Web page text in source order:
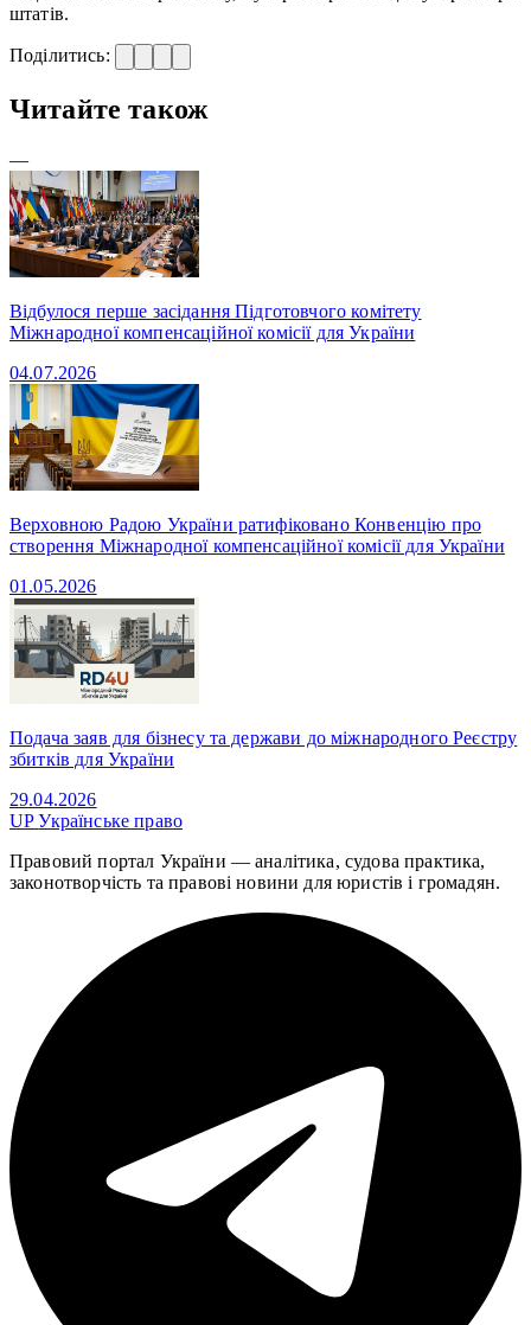
штатів.
Поділитись:
Читайте також
—
Відбулося перше засідання Підготовчого комітету
Міжнародної компенсаційної комісії для України
04.07.2026
Верховною Радою України ратифіковано Конвенцію про
створення Міжнародної компенсаційної комісії для України
01.05.2026
Подача заяв для бізнесу та держави до міжнародного Реєстру
збитків для України
29.04.2026
UPУкраїнське право
Правовий портал України — аналітика, судова практика,
законотворчість та правові новини для юристів і громадян.